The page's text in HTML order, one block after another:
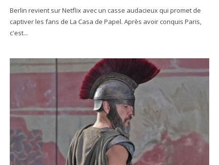
Berlin revient sur Netflix avec un casse audacieux qui promet de
captiver les fans de La Casa de Papel. Après avoir conquis Paris,
c'est...